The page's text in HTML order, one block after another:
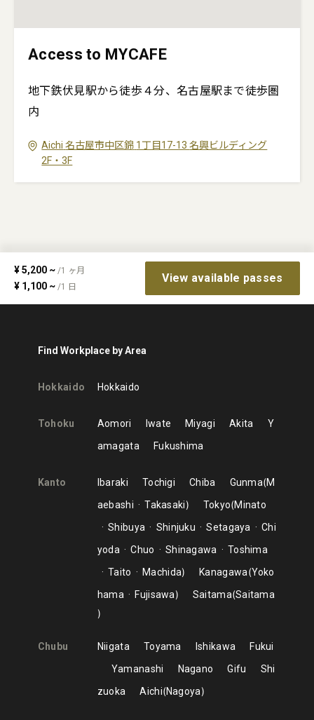
Access to MYCAFE
地下鉄伏見駅から徒歩４分、名古屋駅まで徒歩圏
内
Aichi 名古屋市中区錦 1丁目17-13名興ビルディング
2F・3F
¥5,200 ~ /1 ヶ月
¥ 1,100 ~ /1 日
View available passes
Find Workplace by Area
Hokkaido Hokkaido
Tohoku Aomori Iwate Miyagi Akita
Y
amagata
Fukushima
Kanto Ibaraki Tochigi Chiba Gunma M
aebashi
Takasaki Tokyo Minato
Shibuya
Shinjuku Setagaya
Chi
yoda
Chuo Shinagawa
Toshima
Taito
Machida Kanagawa Yoko
hama
Fujisawa Saitama Saitama
Chubu Niigata Toyama Ishikawa
Fukui
Yamanashi
Nagano Gifu
Shi
zuoka
Aichi Nagoya